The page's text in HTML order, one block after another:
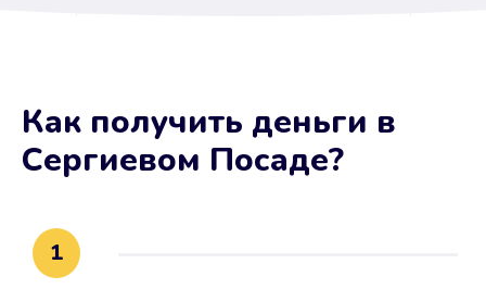
Не потребовались справки, залоги
и поручители. Папа вам доверяет.
Как получить деньги в
Сергиевом Посаде?
1